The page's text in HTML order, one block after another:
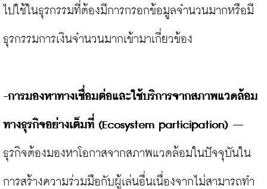
ไปใช้ในธุรกรรมที่ต้องมีการกรอกข้อมูลจำนวนมากหรือมี
ธุรกรรมการเงินจำนวนมากเข้ามาเกี่ยวข้อง
-การมองหาทางเชื่อมต่อและใช้บริการจากสภาพแวดล้อม
ทางธุรกิจอย่างเต็มที่ (Ecosystem participation) –
ธุรกิจต้องมองหาโอกาสจากสภาพแวดล้อมในปัจจุบันใน
การสร้างความร่วมมือกับผู้เล่นอื่นเนื่องจากไม่สามารถทำ